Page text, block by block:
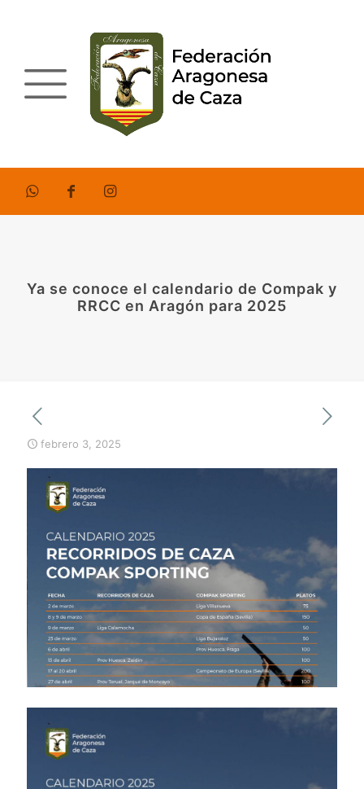
Ya se conoce el calendario de Compak y
RRCC en Aragón para 2025
febrero 3, 2025